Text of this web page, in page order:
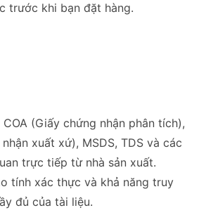
trước khi bạn đặt hàng.
(Giấy chứng nhận phân tích),
xuất xứ), MSDS, TDS và các
trực tiếp từ nhà sản xuất.
tính xác thực và khả năng truy
đủ của tài liệu.